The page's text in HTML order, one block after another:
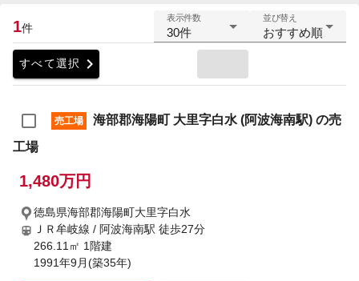
1件
表示件数
30件
並び替え
おすすめ順
すべて選択 chevron_right
売工場
海部郡海陽町 大里字白水 (阿波海南駅) の売
工場
1,480万円
徳島県海部郡海陽町大里字白水
ＪＲ牟岐線 / 阿波海南駅 徒歩27分
266.11㎡ 1階建
1991年9月(築35年)